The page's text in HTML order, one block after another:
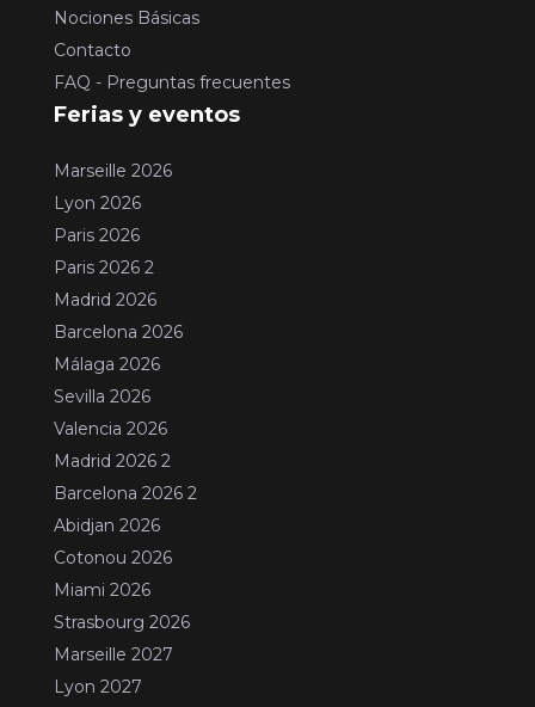
Nociones Básicas
Contacto
FAQ - Preguntas frecuentes
Ferias y eventos
Marseille 2026
Lyon 2026
Paris 2026
Paris 2026 2
Madrid 2026
Barcelona 2026
Málaga 2026
Sevilla 2026
Valencia 2026
Madrid 2026 2
Barcelona 2026 2
Abidjan 2026
Cotonou 2026
Miami 2026
Strasbourg 2026
Marseille 2027
Lyon 2027